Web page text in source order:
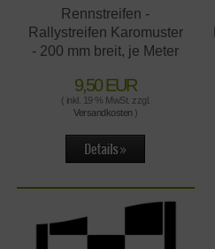
Rennstreifen -
Rallystreifen Karomuster
- 200 mm breit, je Meter
9,50 EUR
( inkl. 19 % MwSt. zzgl.
Versandkosten )